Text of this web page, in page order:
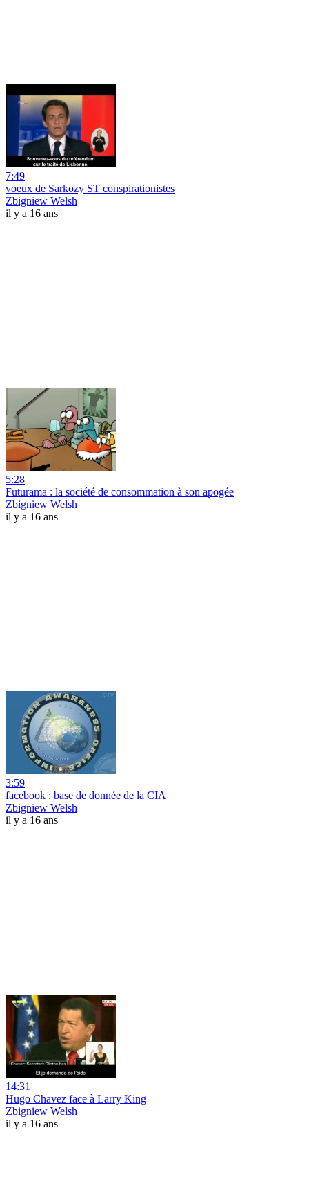
7:49
voeux de Sarkozy ST conspirationistes
Zbigniew Welsh
il y a 16 ans
5:28
Futurama : la société de consommation à son apogée
Zbigniew Welsh
il y a 16 ans
3:59
facebook : base de donnée de la CIA
Zbigniew Welsh
il y a 16 ans
14:31
Hugo Chavez face à Larry King
Zbigniew Welsh
il y a 16 ans